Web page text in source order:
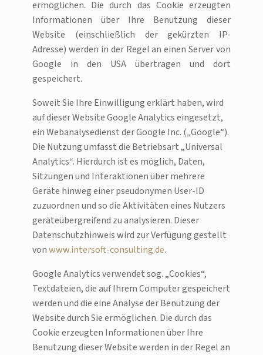
ermöglichen. Die durch das Cookie erzeugten
Informationen über Ihre Benutzung dieser
Website (einschließlich der gekürzten IP-
Adresse) werden in der Regel an einen Server von
Google in den USA übertragen und dort
gespeichert.
Soweit Sie Ihre Einwilligung erklärt haben, wird
auf dieser Website Google Analytics eingesetzt,
ein Webanalysedienst der Google Inc. („Google“).
Die Nutzung umfasst die Betriebsart „Universal
Analytics“. Hierdurch ist es möglich, Daten,
Sitzungen und Interaktionen über mehrere
Geräte hinweg einer pseudonymen User-ID
zuzuordnen und so die Aktivitäten eines Nutzers
geräteübergreifend zu analysieren. Dieser
Datenschutzhinweis wird zur Verfügung gestellt
vonwww.intersoft-consulting.de.
Google Analytics verwendet sog. „Cookies“,
Textdateien, die auf Ihrem Computer gespeichert
werden und die eine Analyse der Benutzung der
Website durch Sie ermöglichen. Die durch das
Cookie erzeugten Informationen über Ihre
Benutzung dieser Website werden in der Regel an